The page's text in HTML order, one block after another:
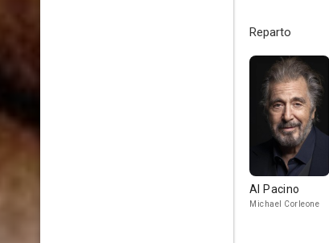
Reparto
Al Pacino
Michael Corleone